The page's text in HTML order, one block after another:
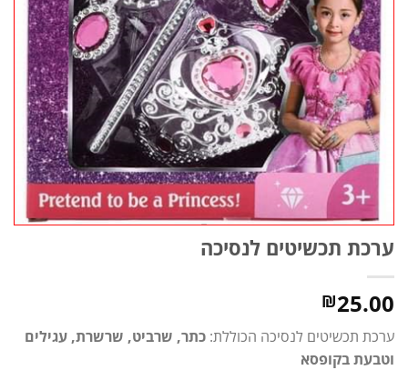
ערכת תכשיטים לנסיכה
₪25.00
ערכת תכשיטים לנסיכה הכוללת: כתר, שרביט, שרשרת, עגילים
וטבעת בקופסא